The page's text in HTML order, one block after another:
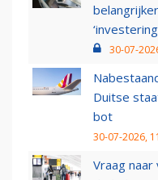
30-07-
Duitse
bot
30-07-2026,
Vraag